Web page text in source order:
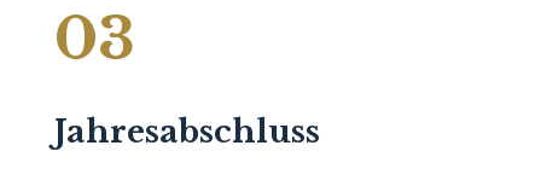
03
Jahresabschluss